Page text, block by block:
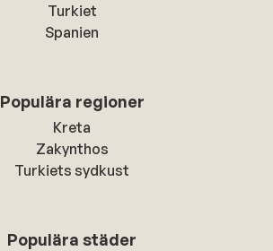
Turkiet
Spanien
Populära regioner
Kreta
Zakynthos
Turkiets sydkust
Populära städer